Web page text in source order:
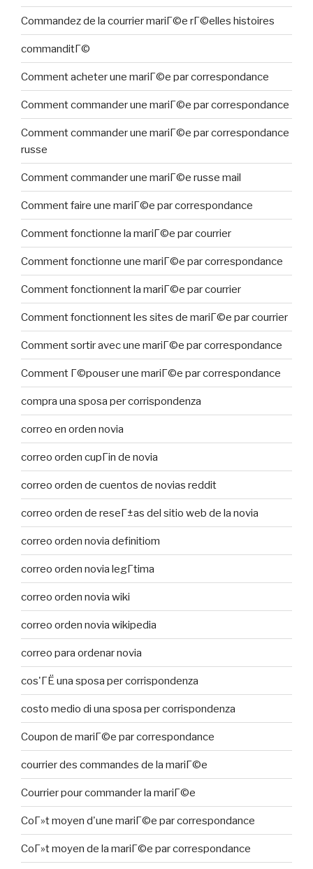
Commandez de la courrier mariГ©e rГ©elles histoires
commanditГ©
Comment acheter une mariГ©e par correspondance
Comment commander une mariГ©e par correspondance
Comment commander une mariГ©e par correspondance
russe
Comment commander une mariГ©e russe mail
Comment faire une mariГ©e par correspondance
Comment fonctionne la mariГ©e par courrier
Comment fonctionne une mariГ©e par correspondance
Comment fonctionnent la mariГ©e par courrier
Comment fonctionnent les sites de mariГ©e par courrier
Comment sortir avec une mariГ©e par correspondance
Comment Г©pouser une mariГ©e par correspondance
compra una sposa per corrispondenza
correo en orden novia
correo orden cupГіn de novia
correo orden de cuentos de novias reddit
correo orden de reseГ±as del sitio web de la novia
correo orden novia definitiom
correo orden novia legГ­tima
correo orden novia wiki
correo orden novia wikipedia
correo para ordenar novia
cos'ГЁ una sposa per corrispondenza
costo medio di una sposa per corrispondenza
Coupon de mariГ©e par correspondance
courrier des commandes de la mariГ©e
Courrier pour commander la mariГ©e
CoГ»t moyen d'une mariГ©e par correspondance
CoГ»t moyen de la mariГ©e par correspondance